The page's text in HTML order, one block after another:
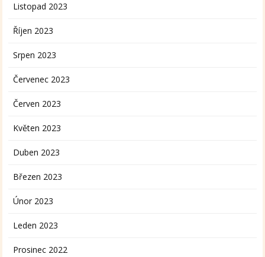
Listopad 2023
Říjen 2023
Srpen 2023
Červenec 2023
Červen 2023
Květen 2023
Duben 2023
Březen 2023
Únor 2023
Leden 2023
Prosinec 2022